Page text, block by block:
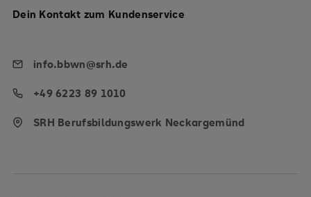
Dein Kontakt zum Kundenservice
info.bbwn@srh.de
+49 6223 89 1010
SRH Berufsbildungswerk Neckargemünd